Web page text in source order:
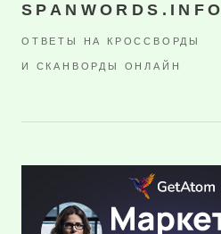
SPANWORDS.INFO
ОТВЕТЫ НА КРОССВОРДЫ
И СКАНВОРДЫ ОНЛАЙН